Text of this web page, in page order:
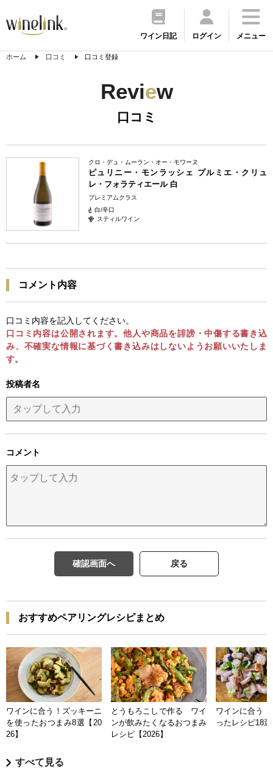
ワイン日記 ログイン メニュー
ホーム 口コミ 口コミ登録
Review
口コミ
クロ・デュ・ムーラン・オー・モワーヌ
ピュリニー・モンラッシェ プルミエ・クリュ
レ・フォラティエール 白
プレミアムクラス
白/辛口
スティルワイン
コメント内容
口コミ内容を記入してください。
口コミ内容は公開されます。他人や商品を誹謗・中傷する書き込
み、不確実な情報に基づく書き込みはしないようお願いいたしま
す。
投稿者名
コメント
確認画面へ 戻る
おすすめペアリングレシピまとめ
ワインに合う！ズッキーニ
を使ったおつまみ8選【20
26】
とうもろこしで作る ワイ
ンが飲みたくなるおつまみ
レシピ【2026】
ワインに合う
ったレシピ18
すべて見る